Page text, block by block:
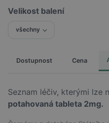
Velikost balení
všechny
Dostupnost Cena
Seznam léčiv, kterými lze
potahovaná tableta 2mg.